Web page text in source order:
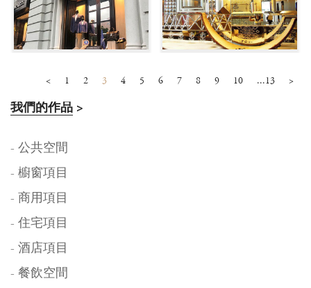
< 1 2 3 4 5 6 7 8 9 10 ...13 >
我們的作品 >
- 公共空間
- 櫥窗項目
- 商用項目
- 住宅項目
- 酒店項目
- 餐飲空間